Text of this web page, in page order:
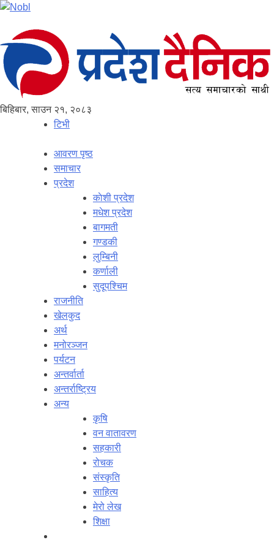
बिहिबार, साउन २१, २०८३
टिभी
आवरण पृष्‍ठ
समाचार
प्रदेश
काेशी प्रदेश
मधेश प्रदेश
बागमती
गण्डकी
लुम्बिनी
कर्णाली
सुदूपश्‍चिम
राजनीति
खेलकुद
अर्थ
मनोरञ्‍जन
पर्यटन
अन्तर्वार्ता
अन्तर्राष्‍ट्रिय
अन्य
कृषि
वन वातावरण
सहकारी
रोचक
संस्कृति
साहित्य
मेरो लेख
शिक्षा